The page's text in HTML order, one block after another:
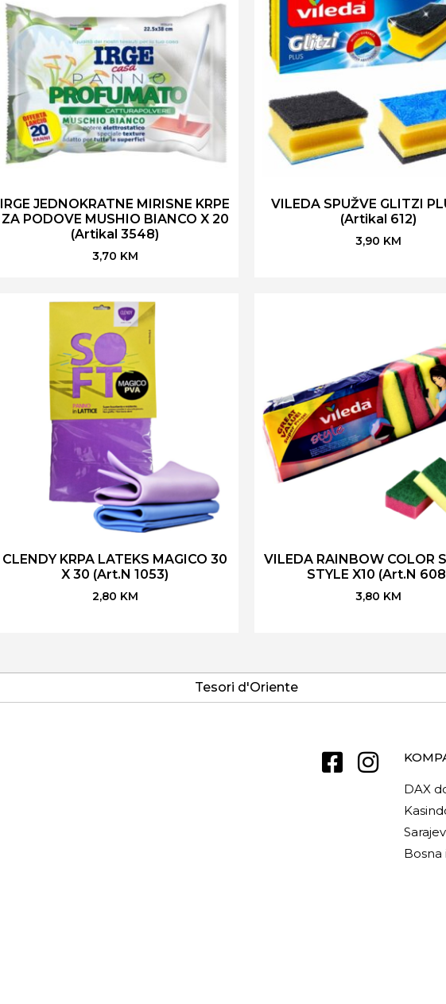
IRGE JEDNOKRATNE MIRISNE KRPE
ZA PODOVE MUSHIO BIANCO X 20
(Artikal 3548)
3,70 KM
VILEDA SPUŽVE GLITZI
(Artikal 612)
3,90 KM
CLENDY KRPA LATEKS MAGICO 30
X 30 (Art.N 1053)
2,80 KM
VILEDA RAINBOW COLOR
STYLE X10 (Art.N
3,80 KM
Tesori d'Oriente
DAX
Bosna